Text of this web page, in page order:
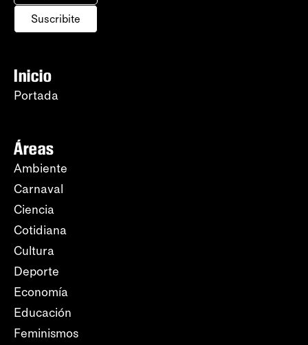
Suscribite
Inicio
Portada
Áreas
Ambiente
Carnaval
Ciencia
Cotidiana
Cultura
Deporte
Economía
Educación
Feminismos